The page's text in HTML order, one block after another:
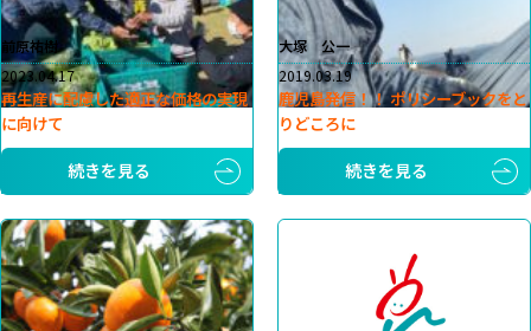
前原祐樹
2023.04.17
再生産に配慮した適正な価格の実現
に向けて
続きを見る
大塚 公一
2019.03.19
鹿児島発信！！ ポリシーブックをと
りどころに
続きを見る